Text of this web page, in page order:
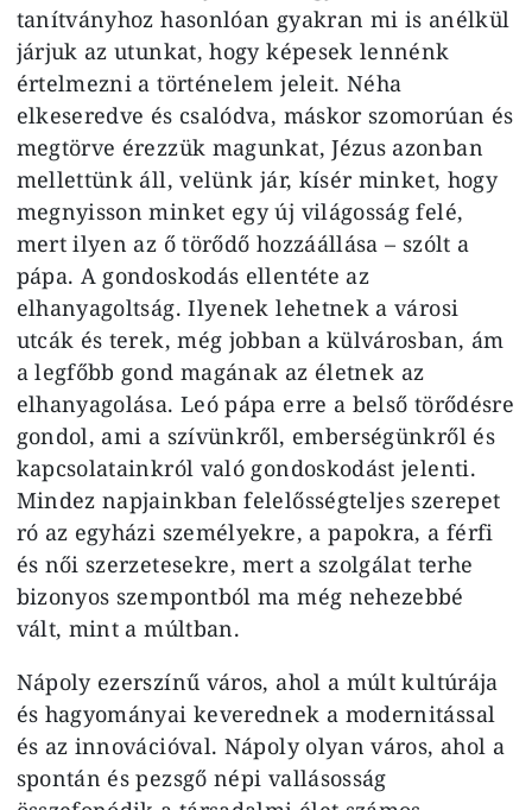
tanítványhoz hasonlóan gyakran mi is anélkül
járjuk az utunkat, hogy képesek lennénk
értelmezni a történelem jeleit. Néha
elkeseredve és csalódva, máskor szomorúan és
megtörve érezzük magunkat, Jézus azonban
mellettünk áll, velünk jár, kísér minket, hogy
megnyisson minket egy új világosság felé,
mert ilyen az ő törődő hozzáállása – szólt a
pápa. A gondoskodás ellentéte az
elhanyagoltság. Ilyenek lehetnek a városi
utcák és terek, még jobban a külvárosban, ám
a legfőbb gond magának az életnek az
elhanyagolása. Leó pápa erre a belső törődésre
gondol, ami a szívünkről, emberségünkről és
kapcsolatainkról való gondoskodást jelenti.
Mindez napjainkban felelősségteljes szerepet
ró az egyházi személyekre, a papokra, a férfi
és női szerzetesekre, mert a szolgálat terhe
bizonyos szempontból ma még nehezebbé
vált, mint a múltban.
Nápoly ezerszínű város, ahol a múlt kultúrája
és hagyományai keverednek a modernitással
és az innovációval. Nápoly olyan város, ahol a
spontán és pezsgő népi vallásosság